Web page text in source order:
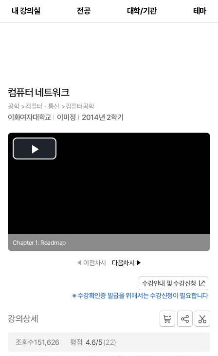
내 강의실 전공 대학/기관 테마
컴퓨터 네트워크
공학 >컴퓨터ㆍ통신 >컴퓨터공학
이화여자대학교 이미정 2014년 2학기
Play
Chapter 1: Roadmap
이전차시 다음차시
수강안내 및 수강신청
※ 수강확인증 발급을 위해서는 수강신청이 필요합니다
강의상세
조회수151,626 평점 4.6/5(22)